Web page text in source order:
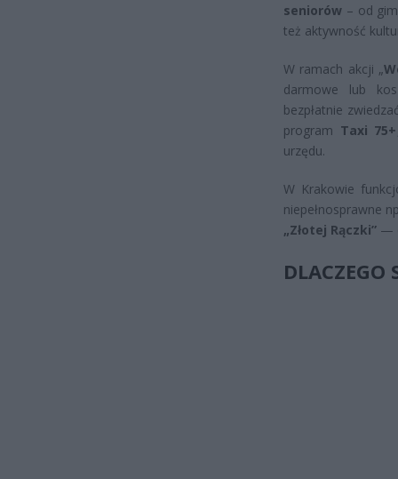
seniorów – od
też aktywność
W ramach akcji „
darmowe lub
bezpłatnie
program Taxi 75+
urzędu.
W Krakowie
niepełnosprawne
„Złotej Rączki” —
DLACZEGO